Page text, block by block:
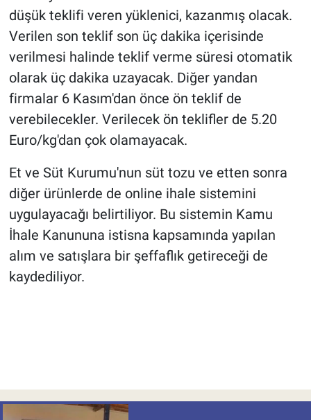
düşük teklifi veren yüklenici, kazanmış olacak.
Verilen son teklif son üç dakika içerisinde
verilmesi halinde teklif verme süresi otomatik
olarak üç dakika uzayacak. Diğer yandan
firmalar 6 Kasım'dan önce ön teklif de
verebilecekler. Verilecek ön teklifler de 5.20
Euro/kg'dan çok olamayacak.
Et ve Süt Kurumu'nun süt tozu ve etten sonra
diğer ürünlerde de online ihale sistemini
uygulayacağı belirtiliyor. Bu sistemin Kamu
İhale Kanununa istisna kapsamında yapılan
alım ve satışlara bir şeffaflık getireceği de
kaydediliyor.